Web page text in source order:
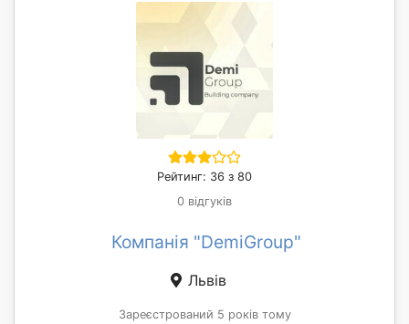
Рейтинг: 36 з 80
0 відгуків
Компанія "DemiGroup"
Львів
Зареєстрований 5 років тому